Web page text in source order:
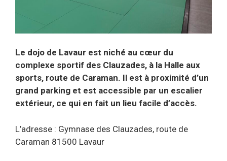
Le dojo de Lavaur est niché au cœur du
complexe sportif des Clauzades, à la Halle aux
sports, route de Caraman. Il est à proximité d’un
grand parking et est accessible par un escalier
extérieur, ce qui en fait un lieu facile d’accès.
L’adresse : Gymnase des Clauzades, route de
Caraman 81500 Lavaur